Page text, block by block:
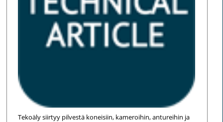
Tekoäly siirtyy pilvestä koneisiin, kameroihin, antureihin ja